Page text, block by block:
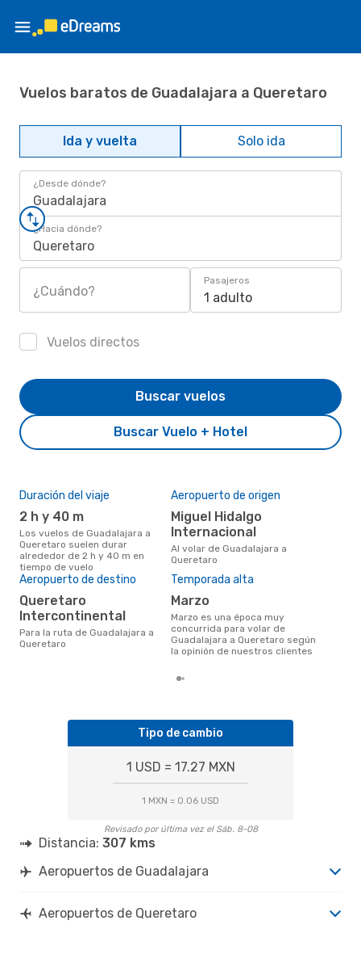
Vuelos baratos de Guadalajara a Queretaro
Ida y vuelta Solo ida
¿Desde dónde?
Guadalajara
¿Hacia dónde?
Queretaro
¿Cuándo?
Pasajeros
1 adulto
Vuelos directos
Buscar Vuelo + Hotel
Buscar vuelos
Duración del viaje
2 h y 40 m
Los vuelos de Guadalajara a
Queretaro suelen durar
alrededor de 2 h y 40 m en
tiempo de vuelo
Aeropuerto de origen
Miguel Hidalgo
Internacional
Al volar de Guadalajara a
Queretaro
Aeropuerto de destino
Queretaro
Intercontinental
Para la ruta de Guadalajara a
Queretaro
Temporada alta
marzo
marzo es una época muy
concurrida para volar de
Guadalajara a Queretaro según
la opinión de nuestros clientes
Tipo de cambio
1 USD = 17.27 MXN
1 MXN = 0.06 USD
Revisado por última vez el Sáb. 8-08
Distancia: 307 kms
Aeropuertos de Guadalajara
Aeropuertos de Queretaro